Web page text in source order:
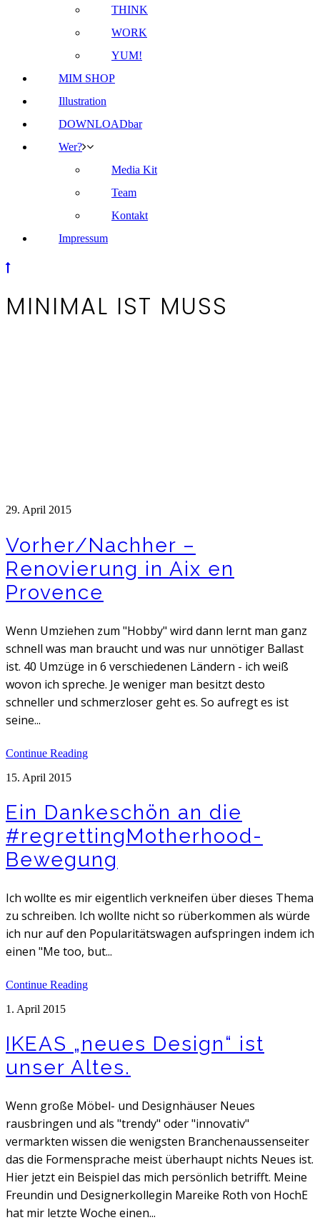
THINK
WORK
YUM!
MIM SHOP
Illustration
DOWNLOADbar
Wer?
Media Kit
Team
Kontakt
Impressum
MINIMAL IST MUSS
29. April 2015
Vorher/Nachher –
Renovierung in Aix en
Provence
Wenn Umziehen zum "Hobby" wird dann lernt man ganz
schnell was man braucht und was nur unnötiger Ballast
ist. 40 Umzüge in 6 verschiedenen Ländern - ich weiß
wovon ich spreche. Je weniger man besitzt desto
schneller und schmerzloser geht es. So aufregt es ist
seine...
Continue Reading
15. April 2015
Ein Dankeschön an die
#regrettingMotherhood-
Bewegung
Ich wollte es mir eigentlich verkneifen über dieses Thema
zu schreiben. Ich wollte nicht so rüberkommen als würde
ich nur auf den Popularitätswagen aufspringen indem ich
einen "Me too, but...
Continue Reading
1. April 2015
IKEAS „neues Design“ ist
unser Altes.
Wenn große Möbel- und Designhäuser Neues
rausbringen und als "trendy" oder "innovativ"
vermarkten wissen die wenigsten Branchenaussenseiter
das die Formensprache meist überhaupt nichts Neues ist.
Hier jetzt ein Beispiel das mich persönlich betrifft. Meine
Freundin und Designerkollegin Mareike Roth von HochE
hat mir letzte Woche einen...